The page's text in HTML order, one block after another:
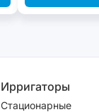
Ирригаторы
Стационарные